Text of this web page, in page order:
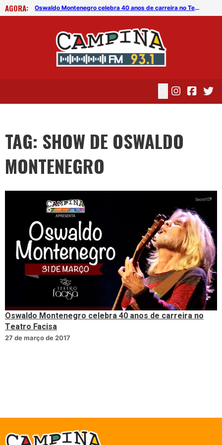
AGORA:
Oswaldo Montenegro celebra 40 anos de carreira no Teatro Facisa Oswaldo Montenegro celebra 40 anos de carreira no Teatro Facisa
TAG: SHOW DE OSWALDO
MONTENEGRO
Oswaldo Montenegro celebra 40 anos de carreira no
Teatro Facisa
27 de março de 2017